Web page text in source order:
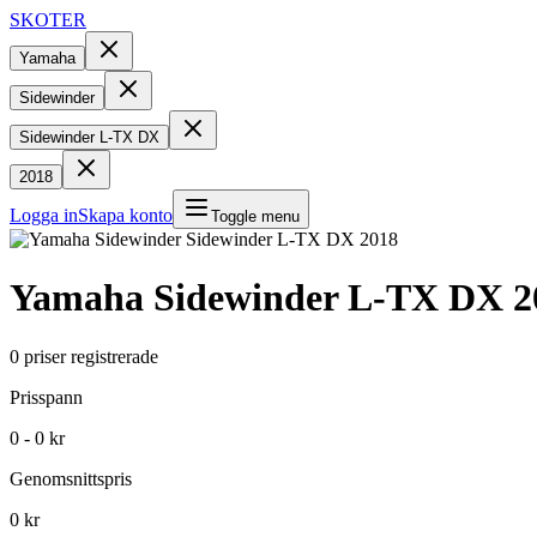
SKOTER
Yamaha
Sidewinder
Sidewinder L-TX DX
2018
Logga inSkapa konto Toggle menu
Yamaha Sidewinder L-TX DX
0 priser registrerade
Prisspann
0 - 0 kr
Genomsnittspris
0 kr